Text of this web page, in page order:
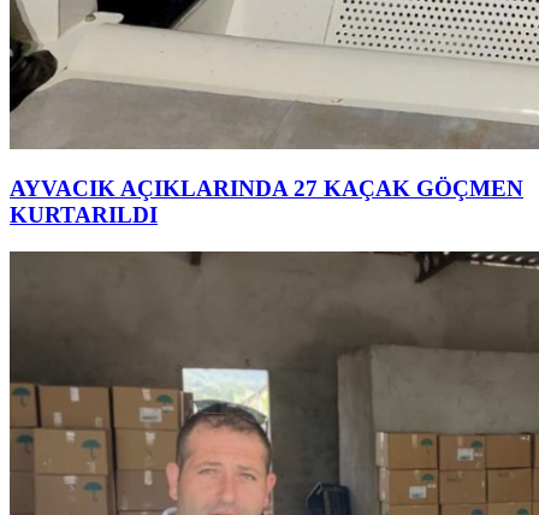
AYVACIK AÇIKLARINDA 27 KAÇAK GÖÇMEN
KURTARILDI